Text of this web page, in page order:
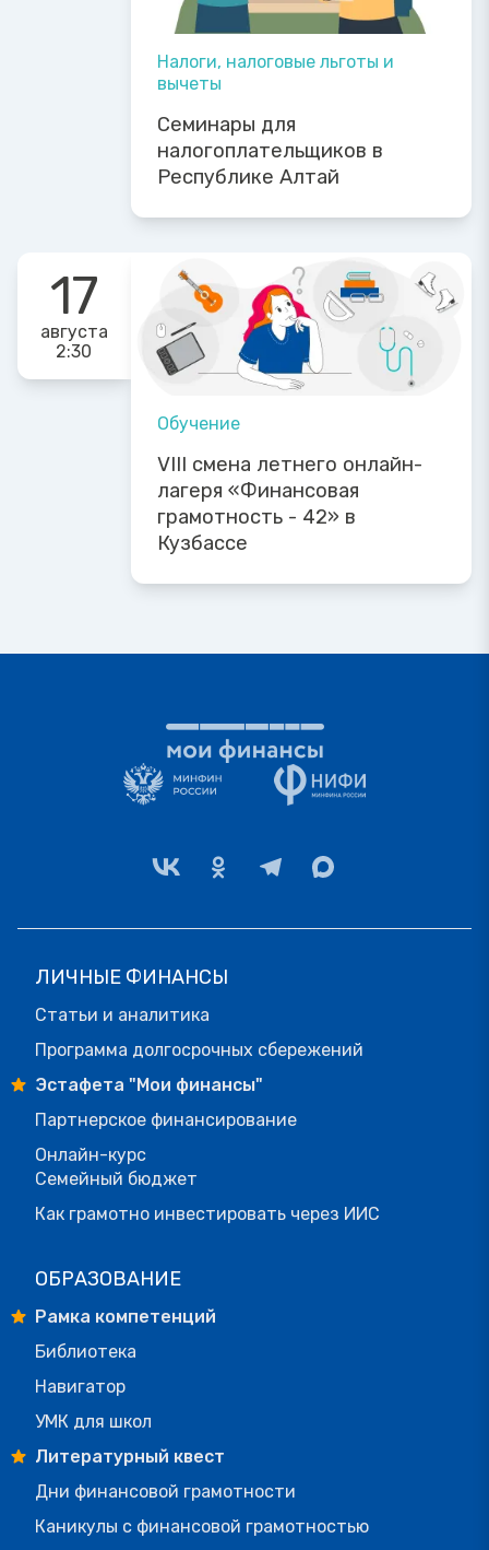
Налоги, налоговые льготы и
вычеты
Семинары для
налогоплательщиков в
Республике Алтай
17
августа
2:30
Обучение
VIII смена летнего онлайн-
лагеря «Финансовая
грамотность - 42» в
Кузбассе
ЛИЧНЫЕ ФИНАНСЫ
Статьи и аналитика
Программа долгосрочных сбережений
Эстафета "Мои финансы"
Партнерское финансирование
Онлайн-курс
Семейный бюджет
Как грамотно инвестировать через ИИС
ОБРАЗОВАНИЕ
Рамка компетенций
Библиотека
Навигатор
УМК для школ
Литературный квест
Дни финансовой грамотности
Каникулы с финансовой грамотностью